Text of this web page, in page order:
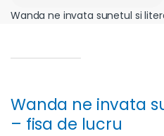
Wanda ne invata sunetul si
Wanda ne invata
– fisa de lucru